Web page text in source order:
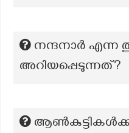
നന്ദനാര്‍ എന്ന
അറിയപ്പെടുന്നത്?